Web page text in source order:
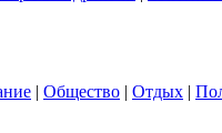
| Общество | Отдых |